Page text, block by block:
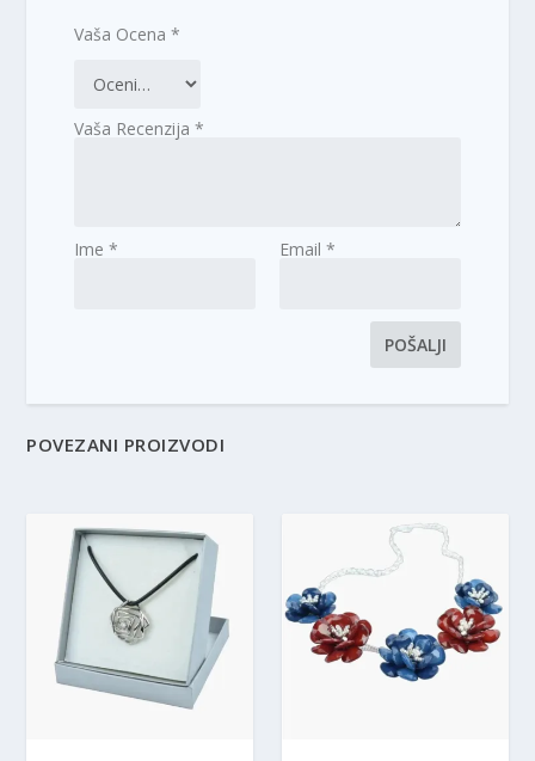
Vaša Ocena*
Vaša Recenzija*
Ime* Email *
POVEZANI PROIZVODI